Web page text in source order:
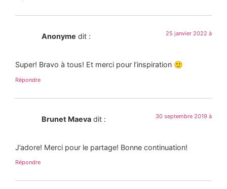
Anonyme dit : 25 janvier 2022 à
Super! Bravo à tous! Et merci pour l’inspiration 🙂
Répondre
Brunet Maeva dit : 30 septembre 2019 à
J’adore! Merci pour le partage! Bonne continuation!
Répondre